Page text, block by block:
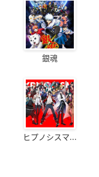
銀魂
ヒプノシスマ...